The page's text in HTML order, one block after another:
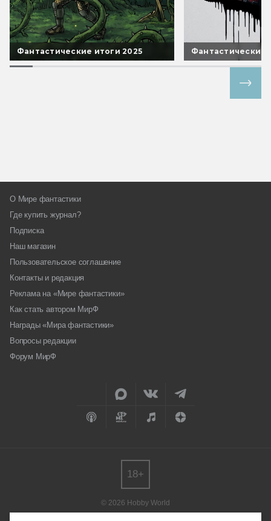
Фантастические итоги 2025 Фантастические
О Мире фантастики
Где купить журнал?
Подписка
Наш магазин
Пользовательское соглашение
Контакты и редакция
Реклама на «Мире фантастики»
Как стать автором МирФ
Награды «Мира фантастики»
Вопросы редакции
Форум МирФ
© 2026 Hobby World
18+